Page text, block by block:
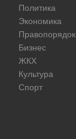
Политика
Экономика
Правопорядок
Бизнес
ЖКХ
Культура
Спорт